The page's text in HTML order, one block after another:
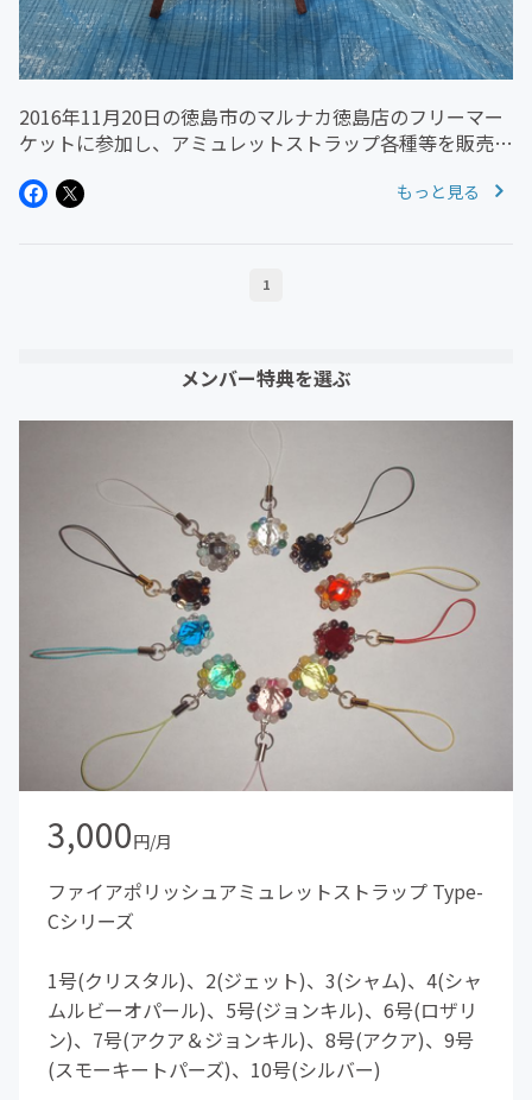
2016年11月20日の徳島市のマルナカ徳島店のフリーマー
ケットに参加し、アミュレットストラップ各種等を販売し
もっと見る
1
メンバー特典を選ぶ
3,000円/月
ファイアポリッシュアミュレットストラップ Type-
Cシリーズ
1号(クリスタル)、2(ジェット)、3(シャム)、4(シャ
ムルビーオパール)、5号(ジョンキル)、6号(ロザリ
ン)、7号(アクア＆ジョンキル)、8号(アクア)、9号
(スモーキートパーズ)、10号(シルバー)